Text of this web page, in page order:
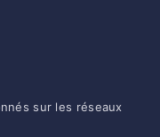
sur les réseaux